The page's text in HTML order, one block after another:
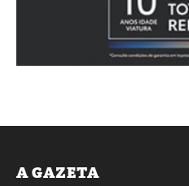
A GAZETA